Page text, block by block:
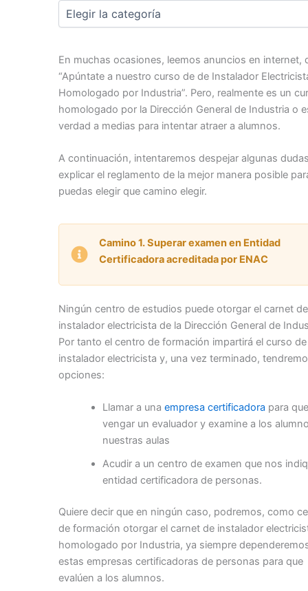
En muchas ocasiones, leemos anuncios en internet,
“Apúntate a nuestro curso de de Instalador
Homologado por Industria”. Pero, realmente es un
homologado por la Dirección General de Industria o
verdad a medias para intentar atraer a alumnos.
A continuación, intentaremos despejar algunas
explicar el reglamento de la mejor manera posible
puedas elegir que camino elegir.
Camino 1. Superar examen en Entidad
Certificadora acreditada por ENAC
Ningún centro de estudios puede otorgar el carnet de
instalador electricista de la Dirección General de
Por tanto el centro de formación impartirá el curso de
instalador electricista y, una vez terminado,
opciones:
Llamar a una empresa certificadora para que
vengar un evaluador y examine a los
nuestras aulas
Acudir a un centro de examen que nos
entidad certificadora de personas.
Quiere decir que en ningún caso, podremos, como
de formación otorgar el carnet de instalador
homologado por Industria, ya siempre
estas empresas certificadoras de personas para que
evalúen a los alumnos.